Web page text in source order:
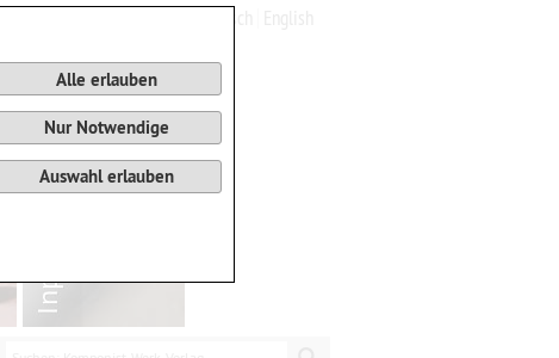
Alle erlauben
Nur Notwendige
Auswahl erlauben